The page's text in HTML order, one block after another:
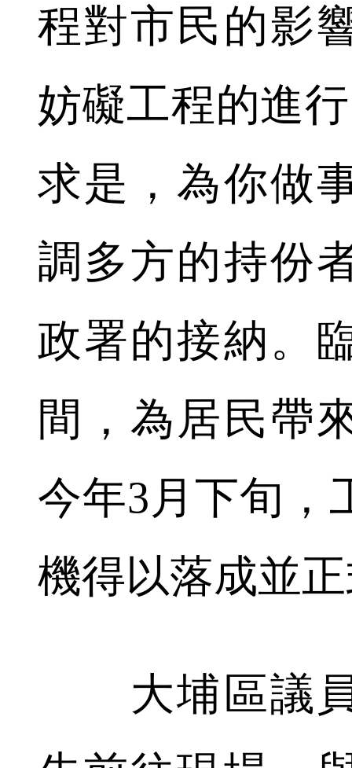
程對市民的影
妨礙工程的進
求是，為你做
調多方的持份
政署的接納。
間，為居民帶
今年3月下旬，
機得以落成並
大埔區議員